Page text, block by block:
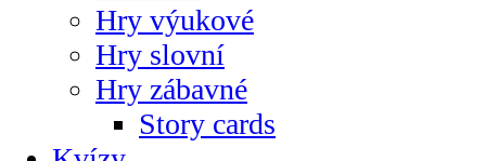
Hry výukové
Hry slovní
Hry zábavné
Story cards